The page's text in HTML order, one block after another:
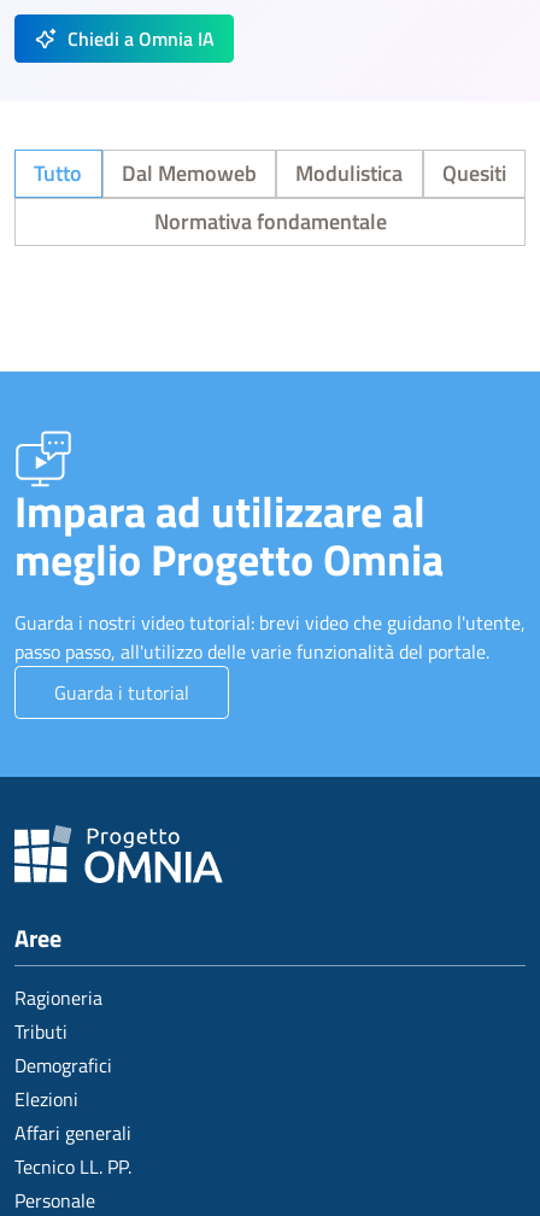
Chiedi a Omnia IA
Tutto Dal Memoweb Modulistica
Quesiti
Normativa fondamentale
Impara ad utilizzare al
meglio Progetto Omnia
Guarda i nostri video tutorial: brevi video che guidano l'utente,
passo passo, all'utilizzo delle varie funzionalità del portale.
Guarda i tutorial
Aree
Ragioneria
Tributi
Demografici
Elezioni
Affari generali
Tecnico LL. PP.
Personale